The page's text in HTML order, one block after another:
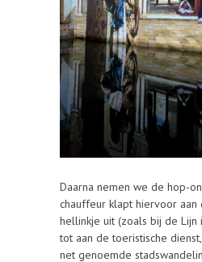
Daarna nemen we de hop-
chauffeur klapt hiervoor aan
hellinkje uit (zoals bij de Lijn
tot aan de toeristische
net genoemde